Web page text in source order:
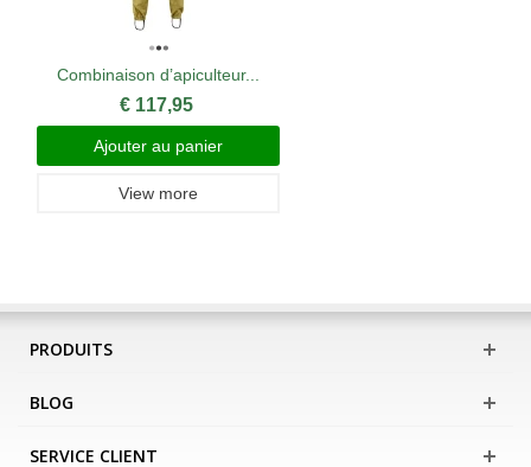
Combinaison d’apiculteur...
€ 117,95
Ajouter au panier
View more
PRODUITS
BLOG
SERVICE CLIENT